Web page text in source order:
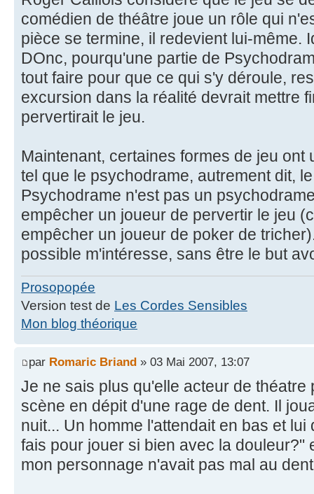
comédien de théâtre joue un rôle qui
pièce se termine, il redevient lui-même.
DOnc, pourqu'une partie de
tout faire pour que ce qui s'y déroule,
excursion dans la réalité devrait mettre
pervertirait le jeu.
Maintenant, certaines formes de jeu ont
tel que le psychodrame, autrement dit,
Psychodrame n'est pas un
empêcher un joueur de pervertir le jeu
empêcher un joueur de poker de
possible m'intéresse, sans être le but
Prosopopée
Version test de Les Cordes Sensibles
Mon blog théorique
par Romaric Briand » 03 Mai 2007, 13:07
Je ne sais plus qu'elle acteur de théatre
scène en dépit d'une rage de dent. Il
nuit... Un homme l'attendait en bas et
fais pour jouer si bien avec la douleur?"
mon personnage n'avait pas mal au